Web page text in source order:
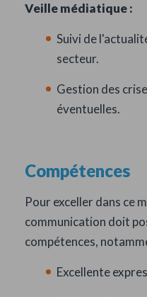
Veille médiatique :
Suivi de
secteur.
Gestion des
éventuelles.
Compétences
Pour exceller dans ce
communication doit
compétences,
Excellente